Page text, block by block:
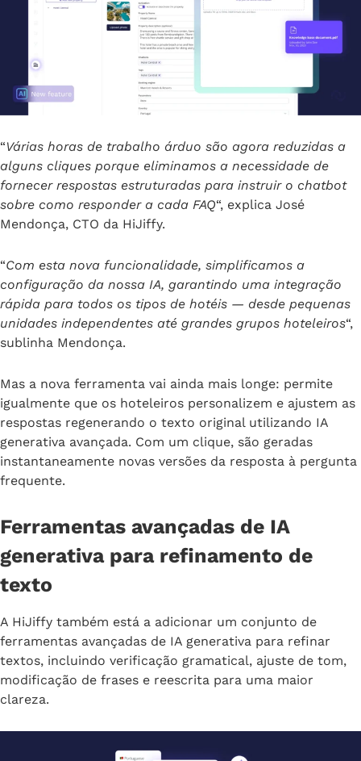
“Várias horas de trabalho árduo são agora reduzidas a
alguns cliques porque eliminamos a necessidade de
fornecer respostas estruturadas para instruir o chatbot
sobre como responder a cada FAQ“, explica José
Mendonça, CTO da HiJiffy.
“Com esta nova funcionalidade, simplificamos a
configuração da nossa IA, garantindo uma integração
rápida para todos os tipos de hotéis — desde pequenas
unidades independentes até grandes grupos hoteleiros“,
sublinha Mendonça.
Mas a nova ferramenta vai ainda mais longe: permite
igualmente que os hoteleiros personalizem e ajustem as
respostas regenerando o texto original utilizando IA
generativa avançada. Com um clique, são geradas
instantaneamente novas versões da resposta à pergunta
frequente.
Ferramentas avançadas de IA
generativa para refinamento de
texto
A HiJiffy também está a adicionar um conjunto de
ferramentas avançadas de IA generativa para refinar
textos, incluindo verificação gramatical, ajuste de tom,
modificação de frases e reescrita para uma maior
clareza.